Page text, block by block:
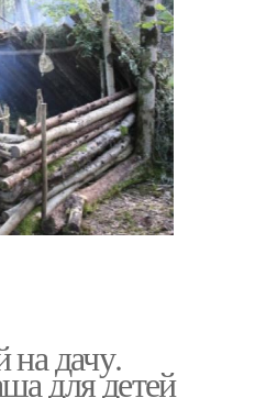
дачу.
для детей